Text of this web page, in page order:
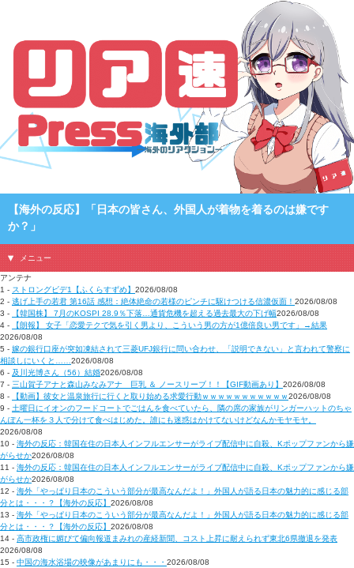
【海外の反応】「日本の皆さん、外国人が着物を着るのは嫌です
か？」
メニュー
アンテナ
1 - ストロングビデ1【ふくらすずめ】 2026/08/08
2 - 逃げ上手の若君 第16話 感想：絶体絶命の若様のピンチに駆けつける信濃仮面！ 2026/08/08
3 -
【韓国株】 7月のKOSPI 28.9％下落…通貨危機を超える過去最大の下げ幅2026/08/08
4 -
【朗報】 女子「恋愛テクで気を引く男より、こういう男の方が1億倍良い男です」→結果
2026/08/08
5 - 嫁の銀行口座が突如凍結されて三菱UFJ銀行に問い合わせ、「説明できない」と言われて警察に
相談しにいくと……2026/08/08
6 - 及川光博さん（56）結婚2026/08/08
7 - 三山賀子アナと森山みなみアナ 巨乳 ＆ ノースリーブ！！【GIF動画あり】 2026/08/08
8 -
【動画】彼女と温泉旅行に行くと取り始める求愛行動ｗｗｗｗｗｗｗｗｗｗｗ2026/08/08
9 - 土曜日にイオンのフードコートでごはんを食べていたら、隣の席の家族がリンガーハットのちゃ
んぽん一杯を３人で分けて食べはじめた。誰にも迷惑はかけてないけどなんかモヤモヤ。
2026/08/08
10 - 海外の反応：韓国在住の日本人インフルエンサーがライブ配信中に自殺、Kポップファンから嫌
がらせか2026/08/08
11 - 海外の反応：韓国在住の日本人インフルエンサーがライブ配信中に自殺、Kポップファンから嫌
がらせか2026/08/08
12 - 海外「やっぱり日本のこういう部分が最高なんだよ！」外国人が語る日本の魅力的に感じる部
分とは・・・？【海外の反応】 2026/08/08
13 - 海外「やっぱり日本のこういう部分が最高なんだよ！」外国人が語る日本の魅力的に感じる部
分とは・・・？【海外の反応】 2026/08/08
14 - 高市政権に媚びて偏向報道まみれの産経新聞、コスト上昇に耐えられず東北6県撤退を発表
2026/08/08
15 - 中国の海水浴場の映像があまりにも・・・ 2026/08/08